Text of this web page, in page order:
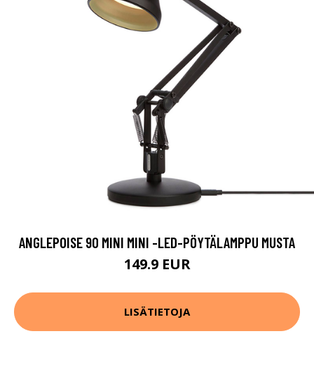
ANGLEPOISE 90 MINI MINI -LED-PÖYTÄLAMPPU MUSTA
149.9 EUR
LISÄTIETOJA